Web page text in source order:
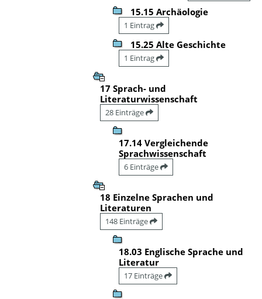
15.15 Archäologie
1 Eintrag
15.25 Alte Geschichte
1 Eintrag
17 Sprach- und
Literaturwissenschaft
28 Einträge
17.14 Vergleichende
Sprachwissenschaft
6 Einträge
18 Einzelne Sprachen und
Literaturen
148 Einträge
18.03 Englische Sprache und
Literatur
17 Einträge